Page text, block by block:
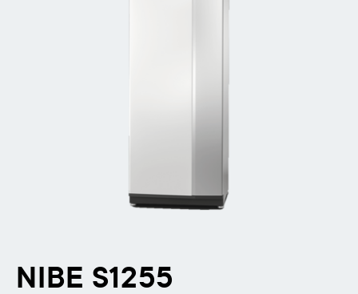
NIBE S1255